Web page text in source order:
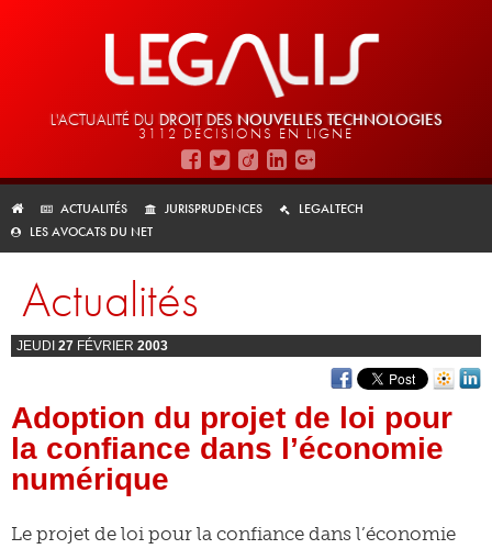
L'ACTUALITÉ DU DROIT DES NOUVELLES TECHNOLOGIES
3112 DÉCISIONS EN LIGNE
ACTUALITÉS JURISPRUDENCES
LEGALTECH
LES AVOCATS DU NET
Actualités
JEUDI 27 FÉVRIER 2003
Adoption du projet de loi pour
la confiance dans l’économie
numérique
Le projet de loi pour la confiance dans l’économie